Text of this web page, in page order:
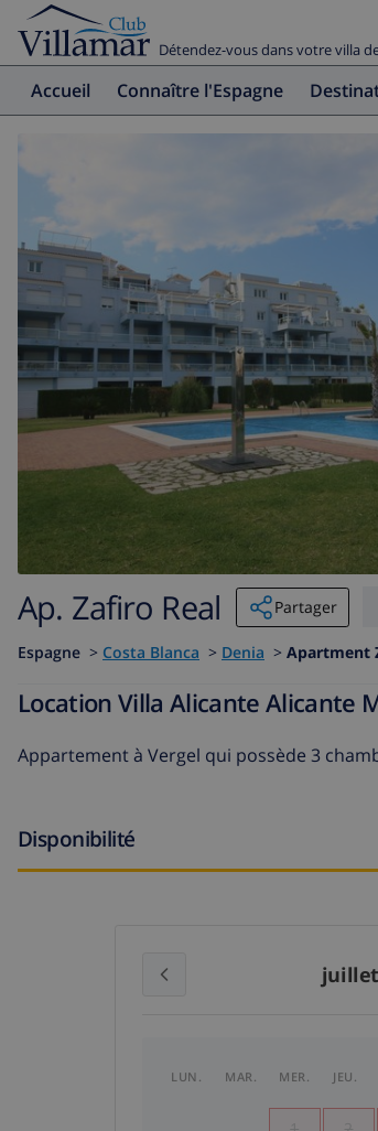
Détendez-vous dans votre villa
Accueil Connaître l'Espagne
Ap. Zafiro Real Partager
Espagne > Costa Blanca > Denia > Apartment
Location Villa Alicante Alicante
Appartement à Vergel qui possède 3
Disponibilité
juillet
LUN. MAR. MER. JEU.